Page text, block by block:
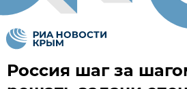
Россия шаг за